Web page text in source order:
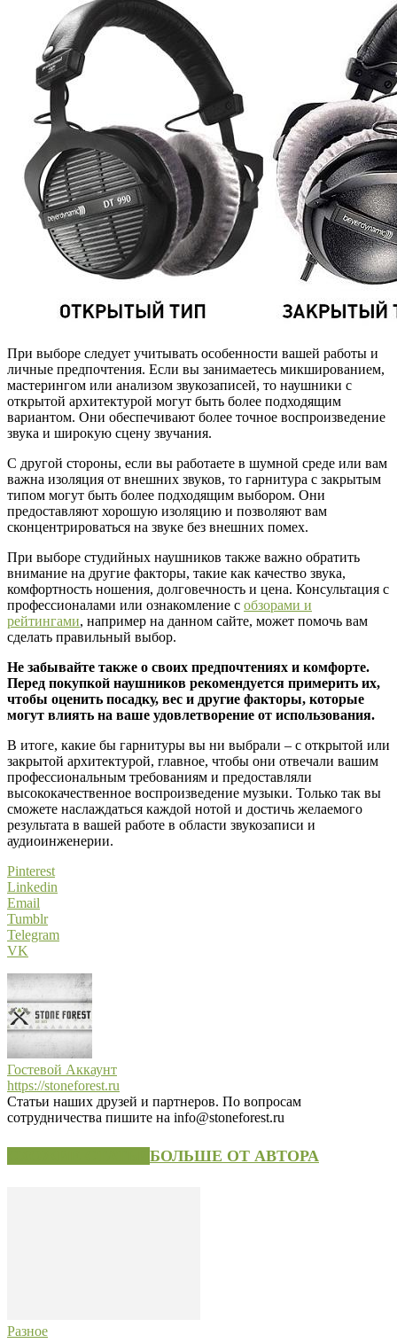
При выборе следует учитывать особенности вашей работы и
личные предпочтения. Если вы занимаетесь микшированием,
мастерингом или анализом звукозаписей, то наушники с
открытой архитектурой могут быть более подходящим
вариантом. Они обеспечивают более точное воспроизведение
звука и широкую сцену звучания.
С другой стороны, если вы работаете в шумной среде или вам
важна изоляция от внешних звуков, то гарнитура с закрытым
типом могут быть более подходящим выбором. Они
предоставляют хорошую изоляцию и позволяют вам
сконцентрироваться на звуке без внешних помех.
При выборе студийных наушников также важно обратить
внимание на другие факторы, такие как качество звука,
комфортность ношения, долговечность и цена. Консультация с
профессионалами или ознакомление с обзорами и
рейтингами, например на данном сайте, может помочь вам
сделать правильный выбор.
Не забывайте также о своих предпочтениях и комфорте.
Перед покупкой наушников рекомендуется примерить их,
чтобы оценить посадку, вес и другие факторы, которые
могут влиять на ваше удовлетворение от использования.
В итоге, какие бы гарнитуры вы ни выбрали – с открытой или
закрытой архитектурой, главное, чтобы они отвечали вашим
профессиональным требованиям и предоставляли
высококачественное воспроизведение музыки. Только так вы
сможете наслаждаться каждой нотой и достичь желаемого
результата в вашей работе в области звукозаписи и
аудиоинженерии.
Pinterest
Linkedin
Email
Tumblr
Telegram
VK
Гостевой Аккаунт
https://stoneforest.ru
Статьи наших друзей и партнеров. По вопросам
сотрудничества пишите на info@stoneforest.ru
БОЛЬШЕ ОТ АВТОРА
Разное